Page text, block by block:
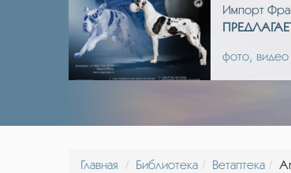
Импорт
фото, видео
Главная Библиотека Ветаптека